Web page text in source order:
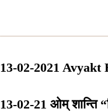
13-02-2021 Avyakt
13-02-21 ओम् शान्ति